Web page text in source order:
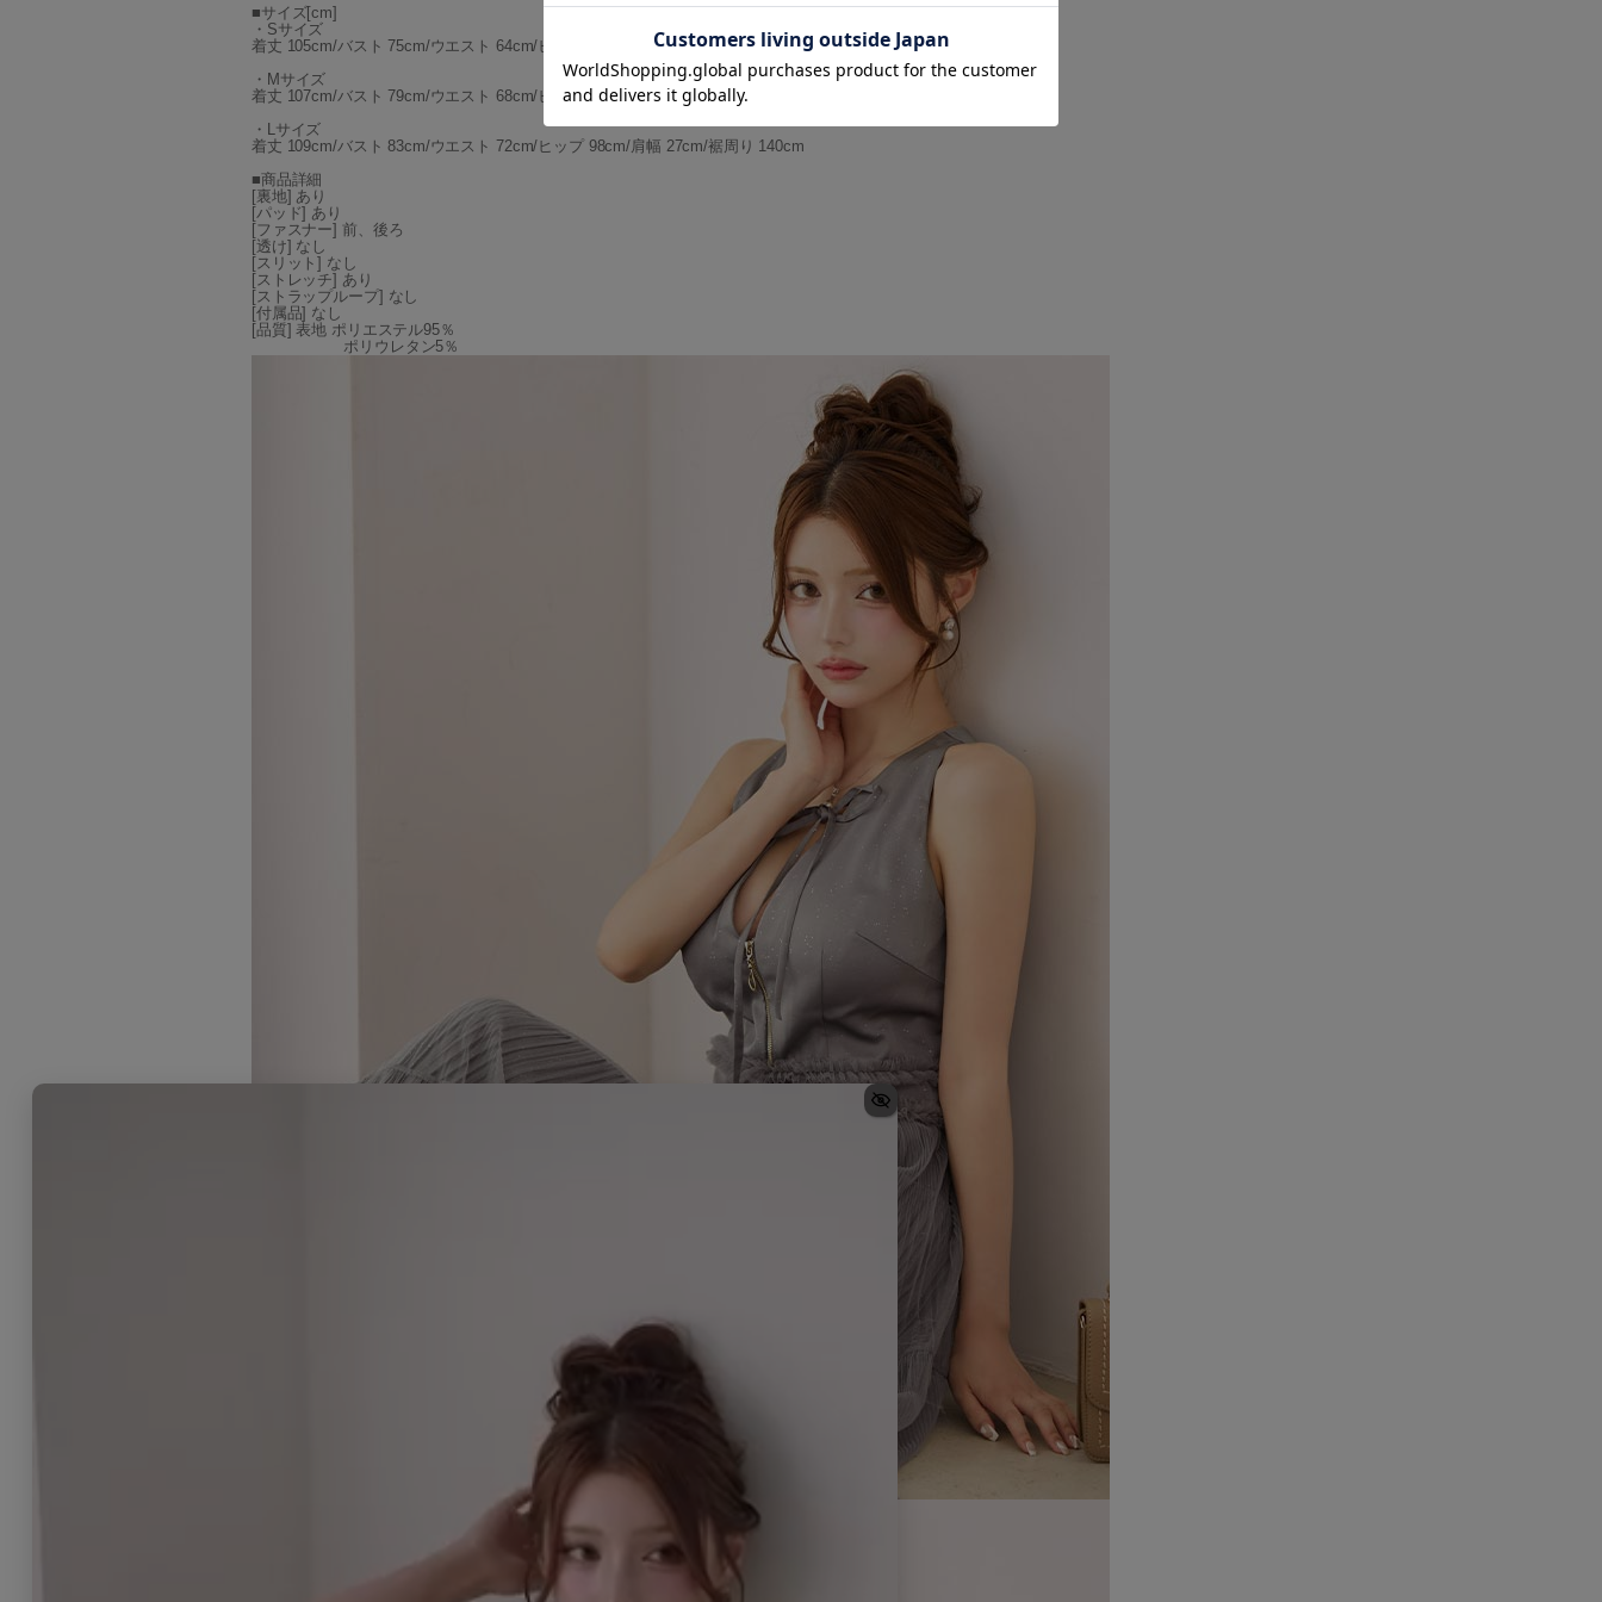
■サイズ[cm]
・Sサイズ
着丈 105cm/バスト 75cm/ウエスト 64cm/ヒップ 90cm/肩幅 26cm/裾周り 134cm
・Mサイズ
着丈 107cm/バスト 79cm/ウエスト 68cm/ヒップ 94cm/肩幅 27cm/裾周り 137cm
・Lサイズ
着丈 109cm/バスト 83cm/ウエスト 72cm/ヒップ 98cm/肩幅 27cm/裾周り 140cm
■商品詳細
[裏地] あり
[パッド] あり
[ファスナー] 前、後ろ
[透け] なし
[スリット] なし
[ストレッチ] あり
[ストラップループ] なし
[付属品] なし
[品質] 表地 ポリエステル95％
ポリウレタン5％